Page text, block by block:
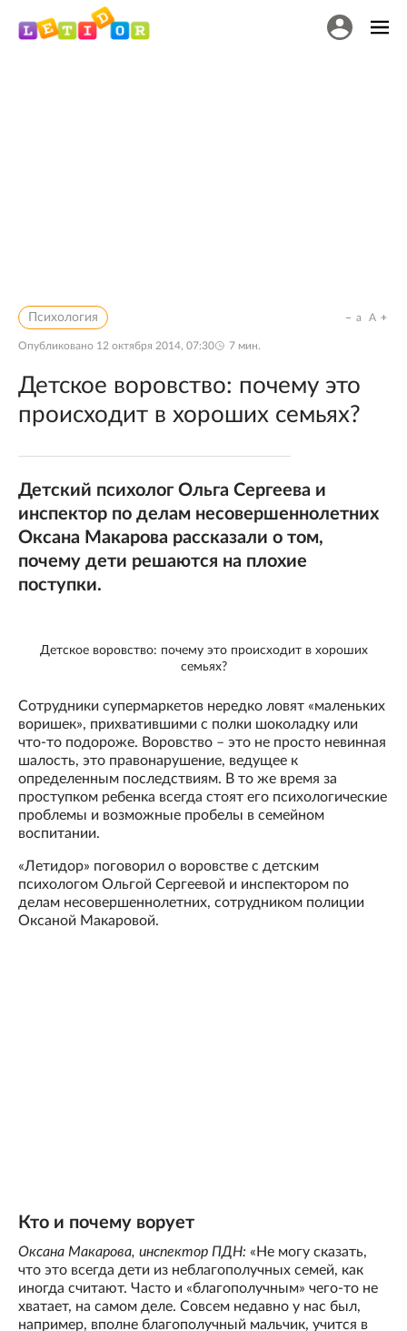
Психология
Опубликовано 12 октября 2014, 07:30 7 мин.
a A
Детское воровство: почему это
происходит в хороших семьях?
Детский психолог Ольга Сергеева и
инспектор по делам несовершеннолетних
Оксана Макарова рассказали о том,
почему дети решаются на плохие
поступки.
Детское воровство: почему это происходит в хороших
семьях?
Сотрудники супермаркетов нередко ловят «маленьких
воришек», прихватившими с полки шоколадку или
что-то подороже. Воровство – это не просто невинная
шалость, это правонарушение, ведущее к
определенным последствиям. В то же время за
проступком ребенка всегда стоят его психологические
проблемы и возможные пробелы в семейном
воспитании.
«Летидор» поговорил о воровстве с детским
психологом Ольгой Сергеевой и инспектором по
делам несовершеннолетних, сотрудником полиции
Оксаной Макаровой.
Кто и почему ворует
Оксана Макарова, инспектор ПДН: «Не могу сказать,
что это всегда дети из неблагополучных семей, как
иногда считают. Часто и «благополучным» чего-то не
хватает, на самом деле. Совсем недавно у нас был,
например, вполне благополучный мальчик, учится в